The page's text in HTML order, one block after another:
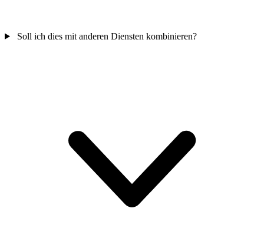
Soll ich dies mit anderen Diensten kombinieren?